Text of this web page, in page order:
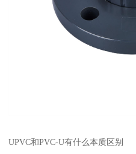
UPVC和PVC-U有什么本质区别